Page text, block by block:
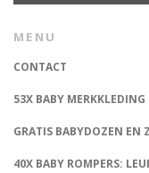
MENU
CONTACT
53X BABY
GRATIS BABYDOZEN EN
40X BABY ROMPERS: